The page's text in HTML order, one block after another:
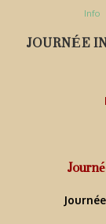
Info
JOURNÉE